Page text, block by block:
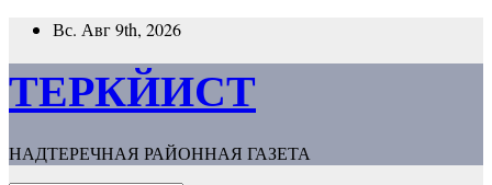
Перейти
содержимому
Вс. Авг 9th, 2026
ТЕРКЙИСТ
НАДТЕРЕЧНАЯ РАЙОННАЯ ГАЗЕТА